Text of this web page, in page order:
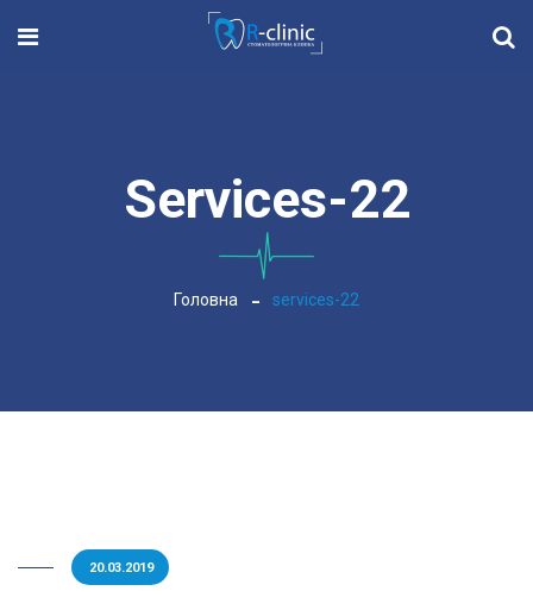
Services-22
Головна services-22
20.03.2019